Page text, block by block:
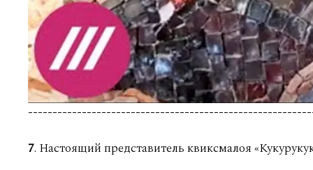
7. Настоящий представитель квиксмалоя